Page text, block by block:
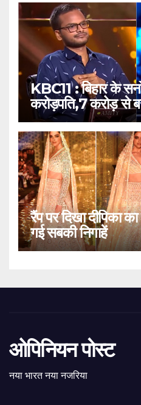
KBC11 : बिहार के
करोड़पति,7 करोड़ से
रैंप पर दिखा दीपिका
गई सबकी निगाहें
ओपिनियन पोस्ट
नया भारत नया नजरिया